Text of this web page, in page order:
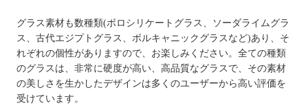
グラス素材も数種類(ボロシリケートグラス、ソーダライムグラ
ス、古代エジプトグラス、ボルキャニックグラスなど)あり、そ
れぞれの個性がありますので、お楽しみください。全ての種類
のグラスは、非常に硬度が高い、高品質なグラスで、その素材
の美しさを生かしたデザインは多くのユーザーから高い評価を
受けています。